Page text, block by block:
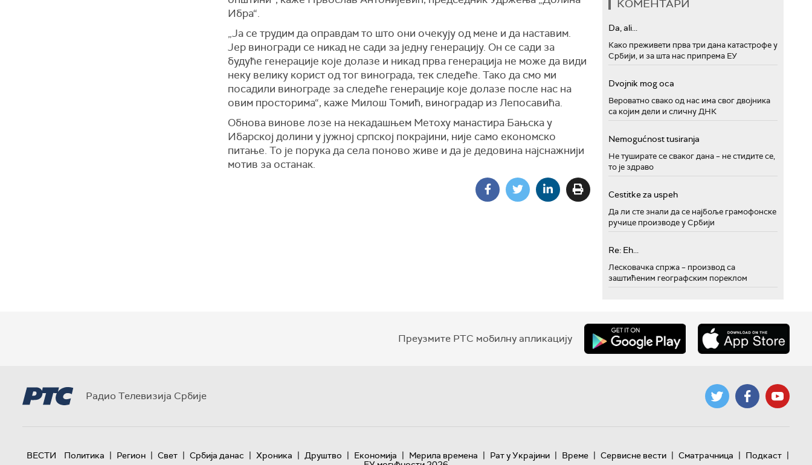
Ибра“.
„Ја се трудим да оправдам то што они очекују од мене и да наставим.
Јер виногради се никад не сади за једну генерацију. Он се сади за
будуће генерације које долазе и никад прва генерација не може да види
неку велику корист од тог винограда, тек следеће. Тако да смо ми
посадили винограде за следеће генерације које долазе после нас на
овим просторима“, каже Милош Томић, виноградар из Лепосавића.
Обнова винове лозе на некадашњем Метоху манастира Бањска у
Ибарској долини у јужној српској покрајини, није само економско
питање. То је порука да села поново живе и да је дедовина најснажнији
мотив за останак.
КОМЕНТАРИ
Da, ali...
Како преживети прва три дана катастрофе у
Србији, и за шта нас припрема ЕУ
Dvojnik mog oca
Вероватно свако од нас има свог двојника
са којим дели и сличну ДНК
Nemogućnost tusiranja
Не туширате се сваког дана – не стидите се,
то је здраво
Cestitke za uspeh
Да ли сте знали да се најбоље грамофонске
ручице производе у Србији
Re: Eh...
Лесковачка спржа – производ са
заштићеним географским пореклом
Преузмите РТС мобилну апликацију
Радио Телевизија Србије
ВЕСТИ Политика | Регион | Свет | Србија данас | Хроника | Друштво | Економија | Мерила времена | Рат у Украјини | Време | Сервисне вести | Сматрачница | Подкаст |